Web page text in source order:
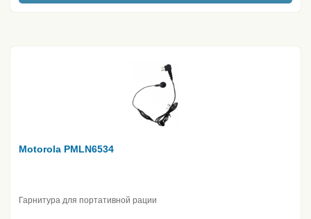
Motorola PMLN6534
Гарнитура для портативной рации